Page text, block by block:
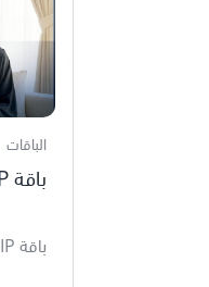
الباقات
باقة VIP للرجال (40 تحليل)
باقة VIP للرجال (40 تحليل)...